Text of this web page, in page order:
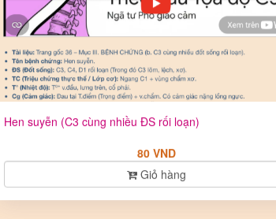
Hen suyễn (C3 cùng nhiều ĐS rối loạn)
Giỏ hàng